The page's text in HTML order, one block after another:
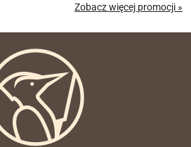
Zobacz więcej promocji »